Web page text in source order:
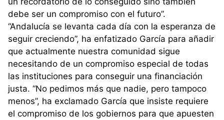
debe ser un compromiso con el futuro”.
“Andalucía se levanta cada día con la esperanza de
seguir creciendo”, ha enfatizado García para añadir
que actualmente nuestra comunidad sigue
necesitando de un compromiso especial de todas
las instituciones para conseguir una financiación
justa. “No pedimos más que nadie, pero tampoco
menos”, ha exclamado García que insiste requiere
el compromiso de los gobiernos para que apuesten